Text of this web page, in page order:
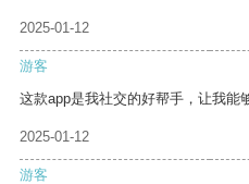
2025-01-12
游客
这款app是我社交的好帮手，让我能
2025-01-12
游客